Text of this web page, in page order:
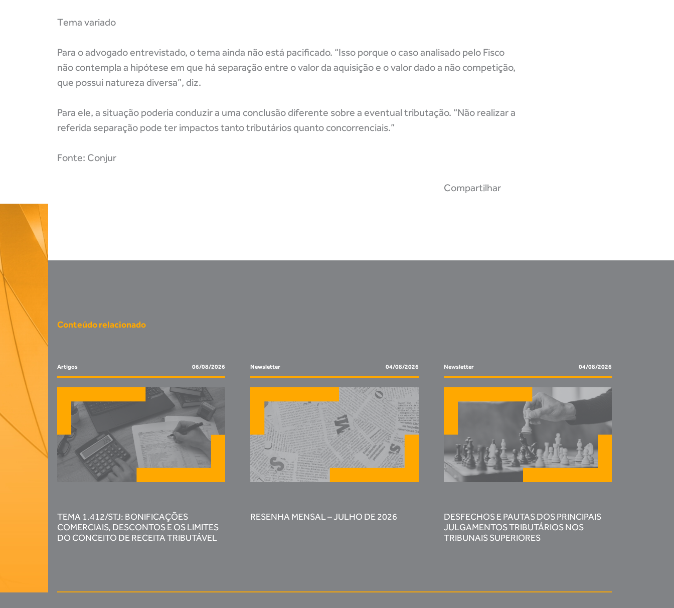
Tema variado
Para o advogado entrevistado, o tema ainda não está pacificado. “Isso porque o caso analisado pelo Fisco
não contempla a hipótese em que há separação entre o valor da aquisição e o valor dado a não competição,
que possui natureza diversa”, diz.
Para ele, a situação poderia conduzir a uma conclusão diferente sobre a eventual tributação. “Não realizar a
referida separação pode ter impactos tanto tributários quanto concorrenciais.”
Fonte: Conjur
Compartilhar
Conteúdo relacionado
Artigos 06/08/2026
TEMA 1.412/STJ: BONIFICAÇÕES
COMERCIAIS, DESCONTOS E OS LIMITES
DO CONCEITO DE RECEITA TRIBUTÁVEL
Newsletter 04/08/2026
RESENHA MENSAL – JULHO DE 2026
Newsletter 04/08/2026
DESFECHOS E PAUTAS DOS PRINCIPAIS
JULGAMENTOS TRIBUTÁRIOS NOS
TRIBUNAIS SUPERIORES